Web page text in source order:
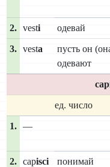
2. vesti одевай
3. vesta
пусть он
одевают
ед. число
1. —
2. capisci понимай